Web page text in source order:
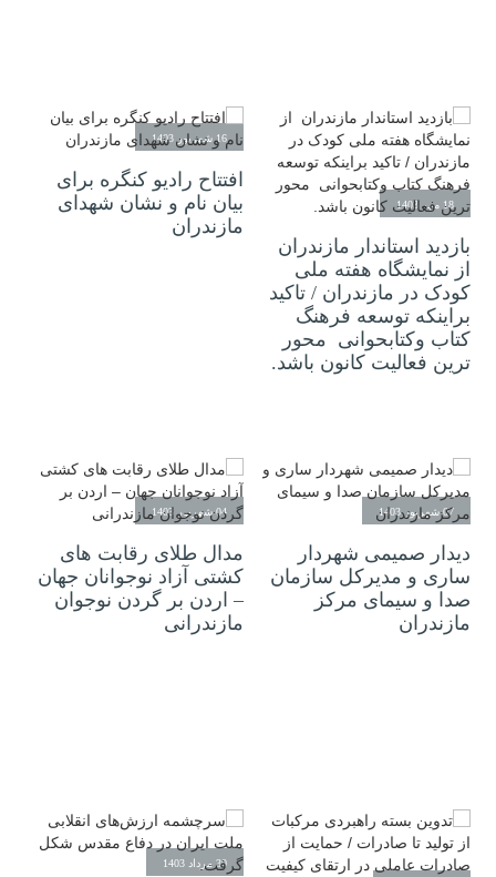
18 مهر 1403
بازدید استاندار مازندران
از نمایشگاه هفته ملی
کودک در مازندران / تاکید
براینکه توسعه فرهنگ
کتاب وکتابحوانی محور
ترین فعالیت کانون باشد.
16 شهریور 1403
افتتاح رادیو کنگره برای
بیان نام و نشان شهدای
مازندران
07 شهریور 1403
دیدار صمیمی شهردار
ساری و مدیرکل سازمان
صدا و سیمای مرکز
مازندران
04 شهریور 1403
مدال طلای رقابت های
کشتی آزاد نوجوانان جهان
– اردن بر گردن نوجوان
مازندرانی
30 مرداد 1403